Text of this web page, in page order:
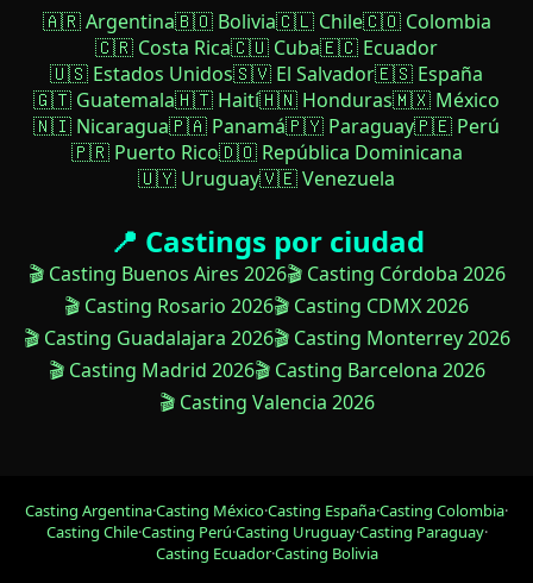
🇦🇷 Argentina🇧🇴 Bolivia🇨🇱 Chile🇨🇴 Colombia
🇨🇷 Costa Rica🇨🇺 Cuba🇪🇨 Ecuador
🇺🇸 Estados Unidos🇸🇻 El Salvador🇪🇸 España
🇬🇹 Guatemala🇭🇹 Haití🇭🇳 Honduras🇲🇽 México
🇳🇮 Nicaragua🇵🇦 Panamá🇵🇾 Paraguay🇵🇪 Perú
🇵🇷 Puerto Rico🇩🇴 República Dominicana
🇺🇾 Uruguay🇻🇪 Venezuela
📍 Castings por ciudad
🎬 Casting Buenos Aires 2026🎬 Casting Córdoba 2026
🎬 Casting Rosario 2026🎬 Casting CDMX 2026
🎬 Casting Guadalajara 2026🎬 Casting Monterrey 2026
🎬 Casting Madrid 2026🎬 Casting Barcelona 2026
🎬 Casting Valencia 2026
Casting Argentina·Casting México·Casting España·Casting Colombia·
Casting Chile·Casting Perú·Casting Uruguay·Casting Paraguay·
Casting Ecuador·Casting Bolivia